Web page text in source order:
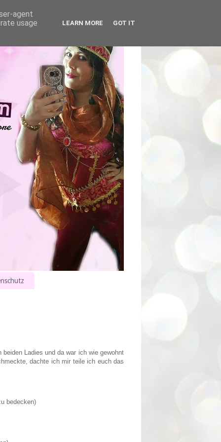
Ladies und da war ich wie gewohnt
dachte ich mir teile ich euch das
bedecken)
agent
usage
LEARN MORE GOT IT